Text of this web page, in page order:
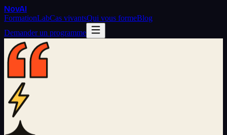
NovAI
FormationLabCas vivantsQui vous formeBlog
Demander un programme